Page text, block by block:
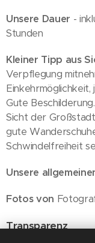
Unsere Dauer -
Stunden
Kleiner Tipp aus
Verpflegung
Gute
Sicht der
gute
Schwindelfreiheit
Unsere
Fotos von
Transparenz